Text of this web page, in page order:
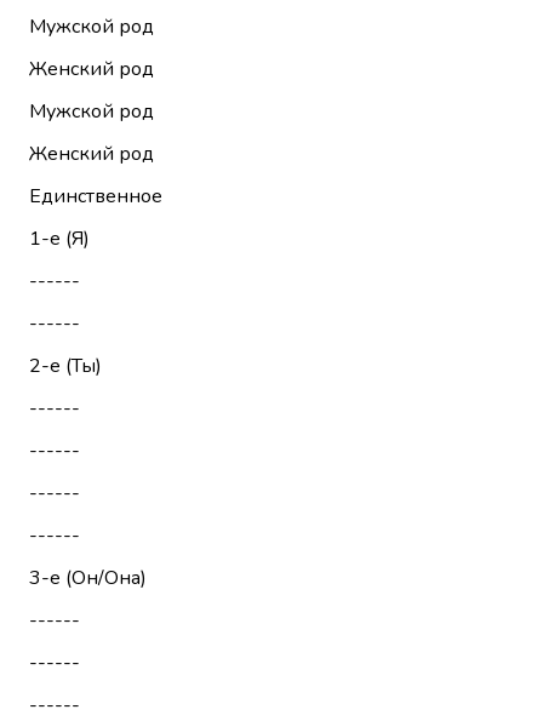
Мужской род
Женский род
Мужской род
Женский род
Единственное
1-е (Я)
------
------
2-е (Ты)
------
------
------
------
3-е (Он/Она)
------
------
------